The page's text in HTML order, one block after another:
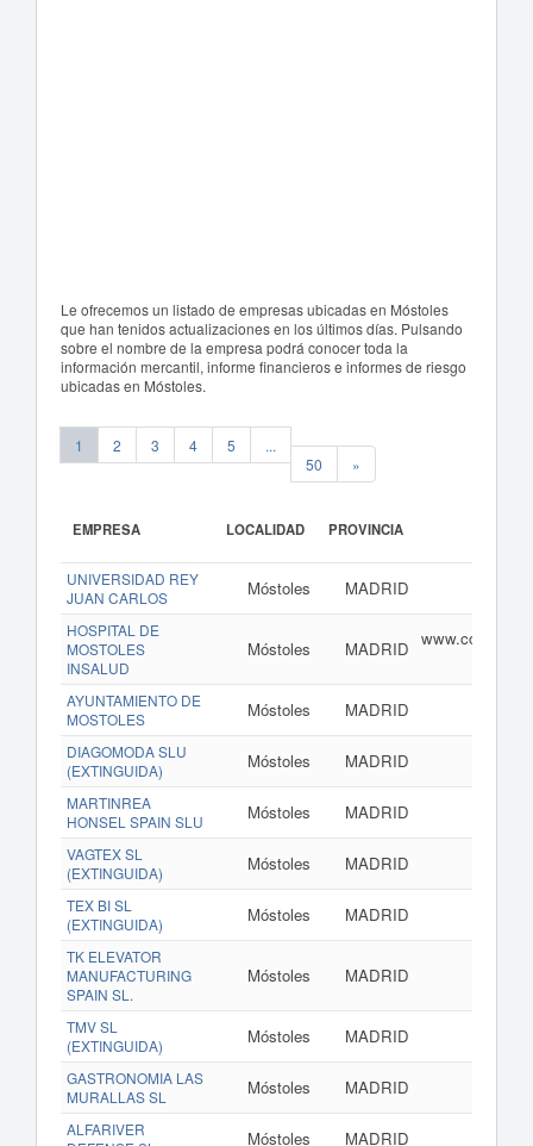
Le ofrecemos un listado de empresas ubicadas en Móstoles
que han tenidos actualizaciones en los últimos días. Pulsando
sobre el nombre de la empresa podrá conocer toda la
información mercantil, informe financieros e informes de riesgo
ubicadas en Móstoles.
1 2 3 4 5
...
50
»
EMPRESA LOCALIDAD PROVINCIA
UNIVERSIDAD REY
JUAN CARLOS
Móstoles MADRID
HOSPITAL DE
MOSTOLES
INSALUD
Móstoles MADRID
AYUNTAMIENTO DE
MOSTOLES
Móstoles MADRID
DIAGOMODA SLU
(EXTINGUIDA)
Móstoles MADRID
MARTINREA
HONSEL SPAIN SLU
Móstoles MADRID
VAGTEX SL
(EXTINGUIDA)
Móstoles MADRID
TEX BI SL
(EXTINGUIDA)
Móstoles MADRID
TK ELEVATOR
MANUFACTURING
SPAIN SL.
Móstoles MADRID
TMV SL
(EXTINGUIDA)
Móstoles MADRID
GASTRONOMIA LAS
MURALLAS SL
Móstoles MADRID
ALFARIVER
Móstoles MADRID